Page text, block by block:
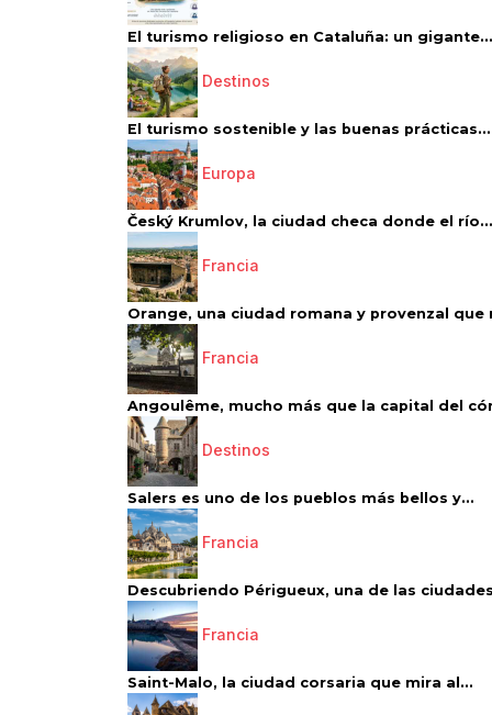
El turismo religioso en Cataluña: un gigante...
Destinos
El turismo sostenible y las buenas prácticas...
Europa
Český Krumlov, la ciudad checa donde el río...
Francia
Orange, una ciudad romana y provenzal que
Francia
Angoulême, mucho más que la capital del
Destinos
Salers es uno de los pueblos más bellos y...
Francia
Descubriendo Périgueux, una de las
Francia
Saint-Malo, la ciudad corsaria que mira al...